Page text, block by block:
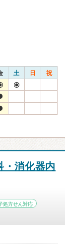
土 日 祝
・消化器内
処方せん対応